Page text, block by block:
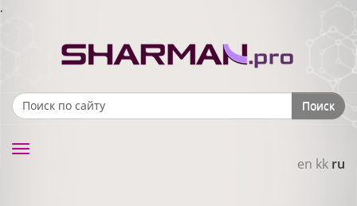
.
Search form Поиск
en kk ru
Toggle